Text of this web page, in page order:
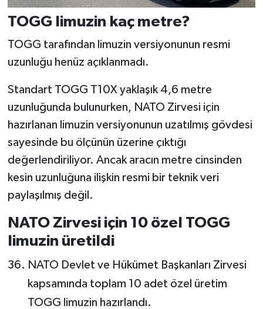
TOGG limuzin kaç metre?
TOGG tarafından limuzin versiyonunun resmi
uzunluğu henüz açıklanmadı.
Standart TOGG T10X yaklaşık 4,6 metre
uzunluğunda bulunurken, NATO Zirvesi için
hazırlanan limuzin versiyonunun uzatılmış gövdesi
sayesinde bu ölçünün üzerine çıktığı
değerlendiriliyor. Ancak aracın metre cinsinden
kesin uzunluğuna ilişkin resmi bir teknik veri
paylaşılmış değil.
NATO Zirvesi için 10 özel TOGG
limuzin üretildi
NATO Devlet ve Hükümet Başkanları Zirvesi
kapsamında toplam 10 adet özel üretim
TOGG limuzin hazırlandı.